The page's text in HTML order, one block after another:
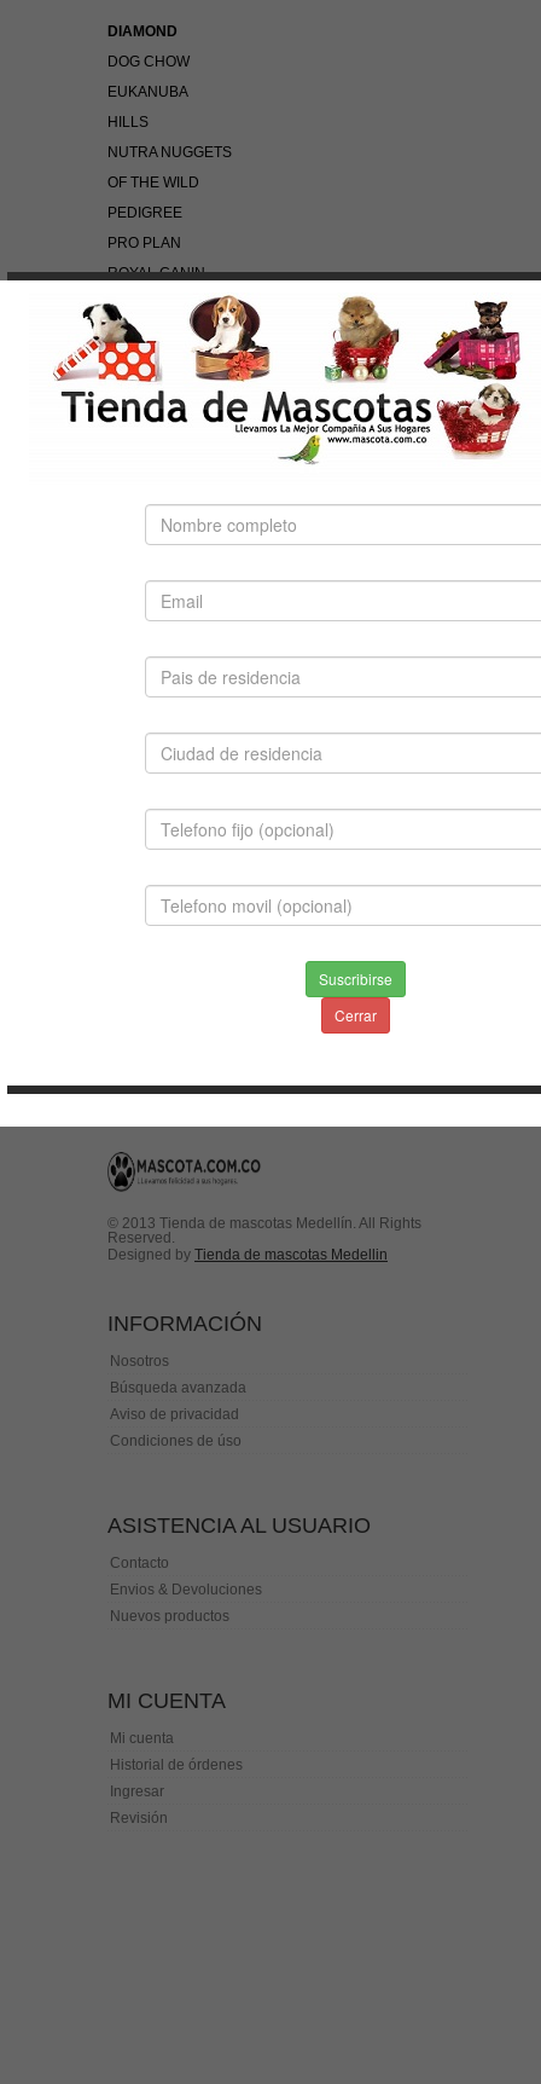
DIAMOND
DOG CHOW
EUKANUBA
HILLS
NUTRA NUGGETS
OF THE WILD
PEDIGREE
PRO PLAN
ROYAL CANIN
BÚSQUEDA RÁPIDA
Use palabras clave para encontrar el producto que
busca.
Búsqueda Avanzada
SUGERIDO
$1,500,000.00
INFORMACION
© 2013 Tienda de mascotas Medellín. All Rights
Reserved.
Designed by Tienda de mascotas Medellin
INFORMACIÓN
Nosotros
Búsqueda avanzada
Aviso de privacidad
Condiciones de úso
ASISTENCIA AL USUARIO
Contacto
Envios & Devoluciones
Nuevos productos
MI CUENTA
Mi cuenta
Historial de órdenes
Ingresar
Revisión
Suscribirse
Cerrar